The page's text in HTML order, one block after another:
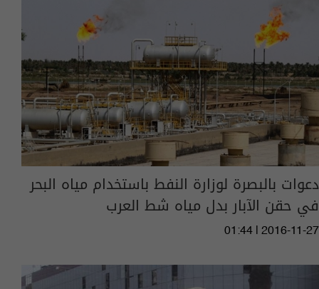
دعوات بالبصرة لوزارة النفط باستخدام مياه البحر
في حقن الآبار بدل مياه شط العرب
01:44 | 2016-11-27